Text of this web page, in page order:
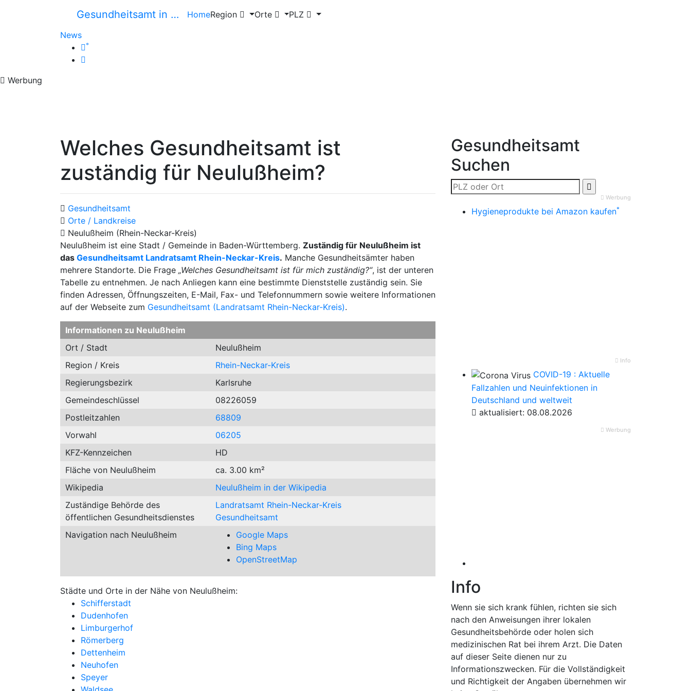
Gesundheitsamt in … HomeRegion Orte
PLZ
News
*
Werbung
Welches Gesundheitsamt ist
zuständig für Neulußheim?
Gesundheitsamt
Orte / Landkreise
Neulußheim (Rhein-Neckar-Kreis)
Neulußheim ist eine Stadt / Gemeinde in Baden-Württemberg. Zuständig für Neulußheim ist
das Gesundheitsamt Landratsamt Rhein-Neckar-Kreis. Manche Gesundheitsämter haben
mehrere Standorte. Die Frage „Welches Gesundheitsamt ist für mich zuständig?“, ist der unteren
Tabelle zu entnehmen. Je nach Anliegen kann eine bestimmte Dienststelle zuständig sein. Sie
finden Adressen, Öffnungszeiten, E-Mail, Fax- und Telefonnummern sowie weitere Informationen
auf der Webseite zum Gesundheitsamt (Landratsamt Rhein-Neckar-Kreis).
Informationen zu Neulußheim
Ort / Stadt
Neulußheim
Region / Kreis
Rhein-Neckar-Kreis
Regierungsbezirk
Karlsruhe
Gemeindeschlüssel
08226059
Postleitzahlen
68809
Vorwahl
06205
KFZ-Kennzeichen
HD
Fläche von Neulußheim
ca. 3.00 km²
Wikipedia
Neulußheim in der Wikipedia
Zuständige Behörde des
öffentlichen Gesundheitsdienstes
Landratsamt Rhein-Neckar-Kreis
Gesundheitsamt
Navigation nach Neulußheim
Google Maps
Bing Maps
OpenStreetMap
Städte und Orte in der Nähe von Neulußheim:
Schifferstadt
Dudenhofen
Limburgerhof
Römerberg
Dettenheim
Neuhofen
Speyer
Gesundheitsamt
Suchen
Werbung
Hygieneprodukte bei Amazon kaufen*
Info
COVID-19 : Aktuelle
Fallzahlen und Neuinfektionen in
Deutschland und weltweit
aktualisiert: 08.08.2026
Werbung
Info
Wenn sie sich krank fühlen, richten sie sich
nach den Anweisungen ihrer lokalen
Gesundheitsbehörde oder holen sich
medizinischen Rat bei ihrem Arzt. Die Daten
auf dieser Seite dienen nur zu
Informationszwecken. Für die Vollständigkeit
und Richtigkeit der Angaben übernehmen wir